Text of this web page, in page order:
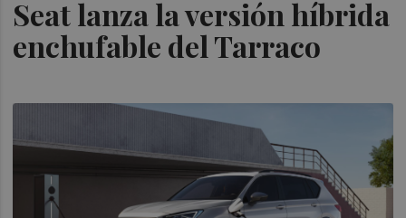
Seat lanza la versión híbrida
enchufable del Tarraco